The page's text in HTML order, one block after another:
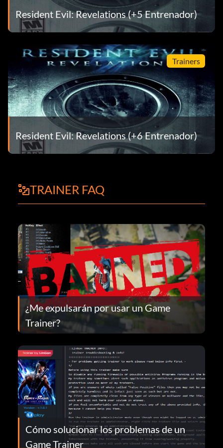
Resident Evil: Revelations (+5 Entrenador)
Trainers
Resident Evil: Revelations (+6 Entrenador)
TRAINER FAQ
¿Me expulsarán por usar un Game
Trainer?
Cómo solucionar los problemas de un
Game Trainer